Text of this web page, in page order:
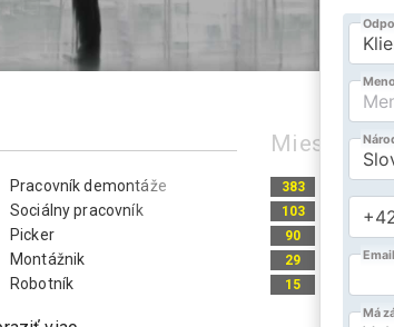
Pracovník demontáže
Sociálny pracovník
Picker
Montážnik
Robotník
Miesto
383
103 Nemecko
90 Česká
29
15